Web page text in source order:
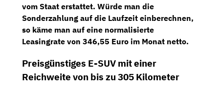
vom Staat erstattet. Würde man die
Sonderzahlung auf die Laufzeit einberechnen,
so käme man auf eine normalisierte
Leasingrate von 346,55 Euro im Monat netto.
Preisgünstiges E-SUV mit einer
Reichweite von bis zu 305 Kilometer